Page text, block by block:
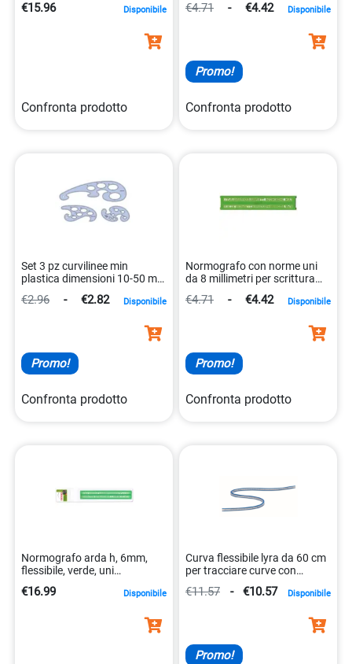
€15.96 Disponibile
Confronta prodotto
€4.71 - €4.42 Disponibile
Promo!
Confronta prodotto
Set 3 pz curvilinee min
plastica dimensioni 10-50 mm
€2.96 - €2.82 Disponibile
Promo!
Confronta prodotto
Normografo con norme uni
da 8 millimetri per scrittura
€4.71 - €4.42 Disponibile
Promo!
Confronta prodotto
Normografo arda h, 6mm,
flessibile, verde, uni
€16.99 Disponibile
Curva flessibile lyra da 60 cm
per tracciare curve con
€11.57 - €10.57 Disponibile
Promo!